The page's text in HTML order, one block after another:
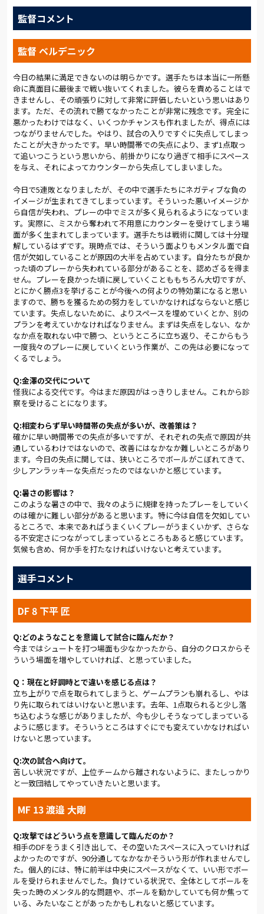
誇る。一方のＣ大阪も、７勝４分と負けがない。
ケガ人続出の苦しい時期は乗り越えた。前節で途中出場した左
サイドバック下平が、14節以来の先発に名を連ねた。15節を最
後に戦列を離れていたノヴァコヴィッチも、ベンチから出場を
うかがう。また、出場停止を消化した金澤と青木が、３試合ぶ
りにダブルボランチを組む。チームの陣容が整ってきただけ
に、「相手より自分たちのプレーをしっかりやることが大事」
というベルデニック監督のコメントも頷けるだろう。
Ｃ大阪を迎えた一戦は、チケットが完売した。今季すでに4度目
だが、4連敗中というチーム事情もある。ファン・サポーターの
思いは、いままで以上に強いだろう。『大宮共闘』のスローガン
のもとに、一丸となって勝利をつかみたい。
キックオフ直後のざわめきは、いきなり沈黙に変わった。ゴー
ル前の混戦から相手ＦＷにボールがこぼれる不運に見舞われ、
開始３分にしてビハインドを背負ってしまうのである。
それでも、アルディージャは序盤からゲームをコントロールす
る。「連敗を引きずることなく高いモチベーションで入った
し、後ろから見ていてもそれは感じた」とＧＫ北野は言う。青木
のタテパスが攻撃のスイッチとなり、鈴木とズラタンがバイタル
エリアでボールを引き出す。ボール保持者を的確な距離感でサ
ポートすることで、このところ影を潜めていた攻撃の連動性が
発揮されていく。
25分には鈴木が得意の左足を振り抜き、相手ＧＫを脅かす。
「守備で相手の中盤を抑えつつ、攻撃では裏を狙え」とベルデ
ニック監督から指示された鈴木は、最終ラインとダブルボラン
チの間でボールを受け、相手守備陣のストレスを与えていた。
26分に２点目を失った直後の29分、アルディージャは決定的な
チャンスを迎える。下平のクロスから、チョ ヨンチョルがフ
リーでヘッドを放つ。ゴール右スミを狙った一撃は、ほんのわず
かにワクを逸れた。
後半を前にしたロッカールームで、ベルデニック監督は「相手
のカウンターに対するリスクマネジメント」を徹底する。１本
のタテパスからゴールを割られた２点目は、Ｃ大阪がこの試合
識しつつ、反撃をしていくのが後半のアルディージャに求められ
ていた。
47分、ＮＡＣＫ5スタジアム大宮に歓声とため息が交錯する。金
澤の負傷退場で42分から出場した上田が、チョ ヨンチョルの
フリーランニングをおとりにして左足のコントロールショット
く。
56分には下平が好機を作り出す。ズラタンにボールをあずけて
ペナルティエリア内へ走り込み、至近距離から左足を振り抜
く。相手選手のハンドのようにも見えたが、ＰＫにはつながら
ない。
試合の流れはアルディージャが掌握している。ゴールの予感は漂
った。64分、スコアは０対３となる。
残り時間が20分を切ったところで、ベルデニック監督はノヴァ
コヴィッチを投入する。鈴木に代わって出場していた富山が中
盤の左サイドへ下がり、ズラタンとノヴァコヴィッチの２トッ
プになる。
しかし、点差と暑さを考慮して無理をしないＣ大阪は、自陣に
守備ブロックをしいてスペースを消してくる。終盤は菊地と高橋
も前線に飛び出し、空中戦にも活路を求めたが、相手ゴールを
こじ開けることはできなかった。
「１点目の失点が早い時間だったし、２点目は1本でやられた。
向こうのほうが切り替えが早かった」と、青木は振り返った。
「流れが悪いと感じました。勝負弱さですね」と、高橋は短い
言葉に悔しさをこめた。
Ｊ１リーグのシーズンは長い。どんなチームでも、バイオリズ
ムが低下することはある。難しい時期を経ずにシーズンを終え
るのは、ほとんど不可能と言っていい。
監督コメント
監督 ベルデニック
今日の結果に満足できないのは明らかです。選手たちは本当に一所懸
命に真面目に最後まで戦い抜いてくれました。彼らを責めることはで
きませんし、その頑張りに対して非常に評価したいという思いはあり
ます。ただ、その流れで勝てなかったことが非常に残念です。完全に
悪かったわけではなく、いくつかチャンスも作れましたが、得点には
つながりませんでした。やはり、試合の入りですぐに失点してしまっ
たことが大きかったです。早い時間帯での失点により、まず1点取っ
て追いつこうという思いから、前掛かりになり過ぎて相手にスペース
を与え、それによってカウンターから失点してしまいました。
今日で5連敗となりましたが、その中で選手たちにネガティブな負の
イメージが生まれてきてしまっています。そういった悪いイメージか
ら自信が失われ、プレーの中でミスが多く見られるようになっていま
す。実際に、ミスから奪われて不用意にカウンターを受けてしまう場
面が多く生まれてしまっています。選手たちは戦術に関しては十分理
解しているはずです。現時点では、そういう面よりもメンタル面で自
信が欠如していることが原因の大半を占めています。自分たちが良か
った頃のプレーから失われている部分があることを、認めざるを得ま
せん。プレーを良かった頃に戻していくことももちろん大切ですが、
とにかく勝点3を挙げることが今後への何よりの特効薬になると思い
ますので、勝ちを獲るための努力をしていかなければならないと感じ
ています。失点しないために、よりスペースを埋めていくとか、別の
プランを考えていかなければなりません。まずは失点をしない、なか
なか点を取れない中で勝つ、というところに立ち返り、そこからもう
一度我々のプレーに戻していくという作業が、この先は必要になって
くるでしょう。
Q:金澤の交代について
怪我による交代です。今はまだ原因がはっきりしません。これから診
察を受けることになります。
Q:相変わらず早い時間帯の失点が多いが、改善策は？
確かに早い時間帯での失点が多いですが、それぞれの失点で原因が共
通しているわけではないので、改善にはなかなか難しいところがあり
ます。今日の失点に関しては、狭いところでボールがこぼれてきて、
少しアンラッキーな失点だったのではないかと感じています。
Q:暑さの影響は？
このような暑さの中で、我々のように規律を持ったプレーをしていく
のは確かに難しい部分があると思います。特に今は自信を欠如してい
るところで、本来であればうまくいくプレーがうまくいかず、さらな
る不安定さにつながってしまっているところもあると感じています。
気候も含め、何か手を打たなければいけないと考えています。
選手コメント
DF 8 下平 匠
Q:どのようなことを意識して試合に臨んだか？
今まではシュートを打つ場面も少なかったから、自分のクロスからそ
ういう場面を増やしていければ、と思っていました。
Q：現在と好調時とで違いを感じる点は？
立ち上がりで点を取られてしまうと、ゲームプランも崩れるし、やは
り先に取られてはいけないと思います。去年、1点取られると少し落
ち込むような感じがありましたが、今も少しそうなってしまっている
ように感じます。そういうところはすぐにでも変えていかなければい
けないと思っています。
Q:次の試合へ向けて。
苦しい状況ですが、上位チームから離されないように、またしっかり
と一致団結してやっていきたいと思います。
MF 13 渡邉 大剛
Q:攻撃ではどういう点を意識して臨んだのか？
相手のDFをうまく引き出して、その空いたスペースに入っていければ
よかったのですが、90分通してなかなかそういう形が作れませんでし
た。個人的には、特に前半は中央にスペースがなくて、いい形でボー
ルを受けられませんでした。負けている状況で、全体としてボールを
失った時のメンタル的な問題や、ボールを動かしていても何か焦って
いる、みたいなことがあったかもしれないと感じています。